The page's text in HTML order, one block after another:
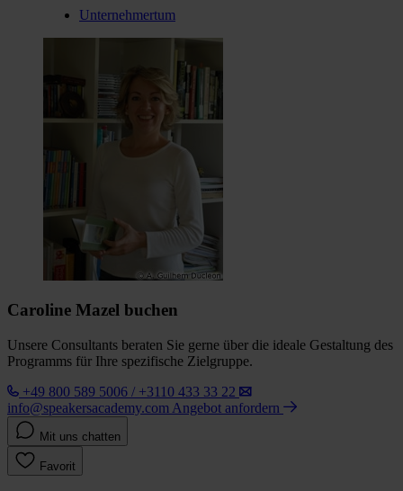
Unternehmertum
Caroline Mazel buchen
Unsere Consultants beraten Sie gerne über die ideale Gestaltung des
Programms für Ihre spezifische Zielgruppe.
+49 800 589 5006 / +3110 433 33 22
info@speakersacademy.com Angebot anfordern
Mit uns chatten
Favorit